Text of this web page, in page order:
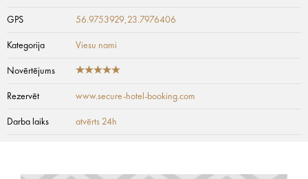
GPS 56.9753929,23.7976406
Kategorija Viesu nami
Novērtējums
Rezervēt www.secure-hotel-booking.com
Darba laiks atvērts 24h